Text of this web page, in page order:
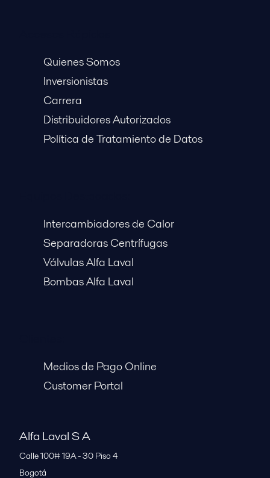
Quienes Somos
Inversionistas
Carrera
Distribuidores Autorizados
Política de Tratamiento de Datos
Intercambiadores de Calor
Separadoras Centrífugas
Válvulas Alfa Laval
Bombas Alfa Laval
Medios de Pago Online
Customer Portal
Alfa Laval S A
Calle 100# 19A - 30 Piso 4
Bogotá